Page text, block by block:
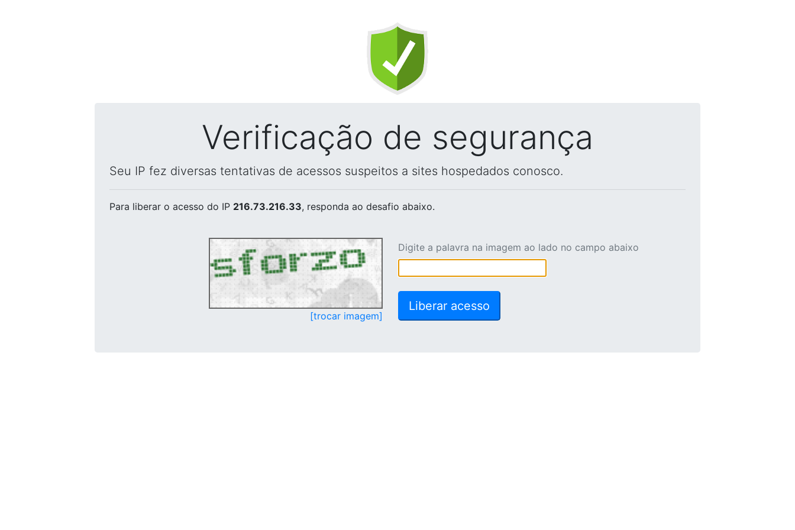
Verificação de segurança
Seu IP fez diversas tentativas de acessos suspeitos a sites hospedados conosco.
Para liberar o acesso do IP 216.73.216.33, responda ao desafio abaixo.
[trocar imagem]
Digite a palavra na imagem ao lado no campo abaixo